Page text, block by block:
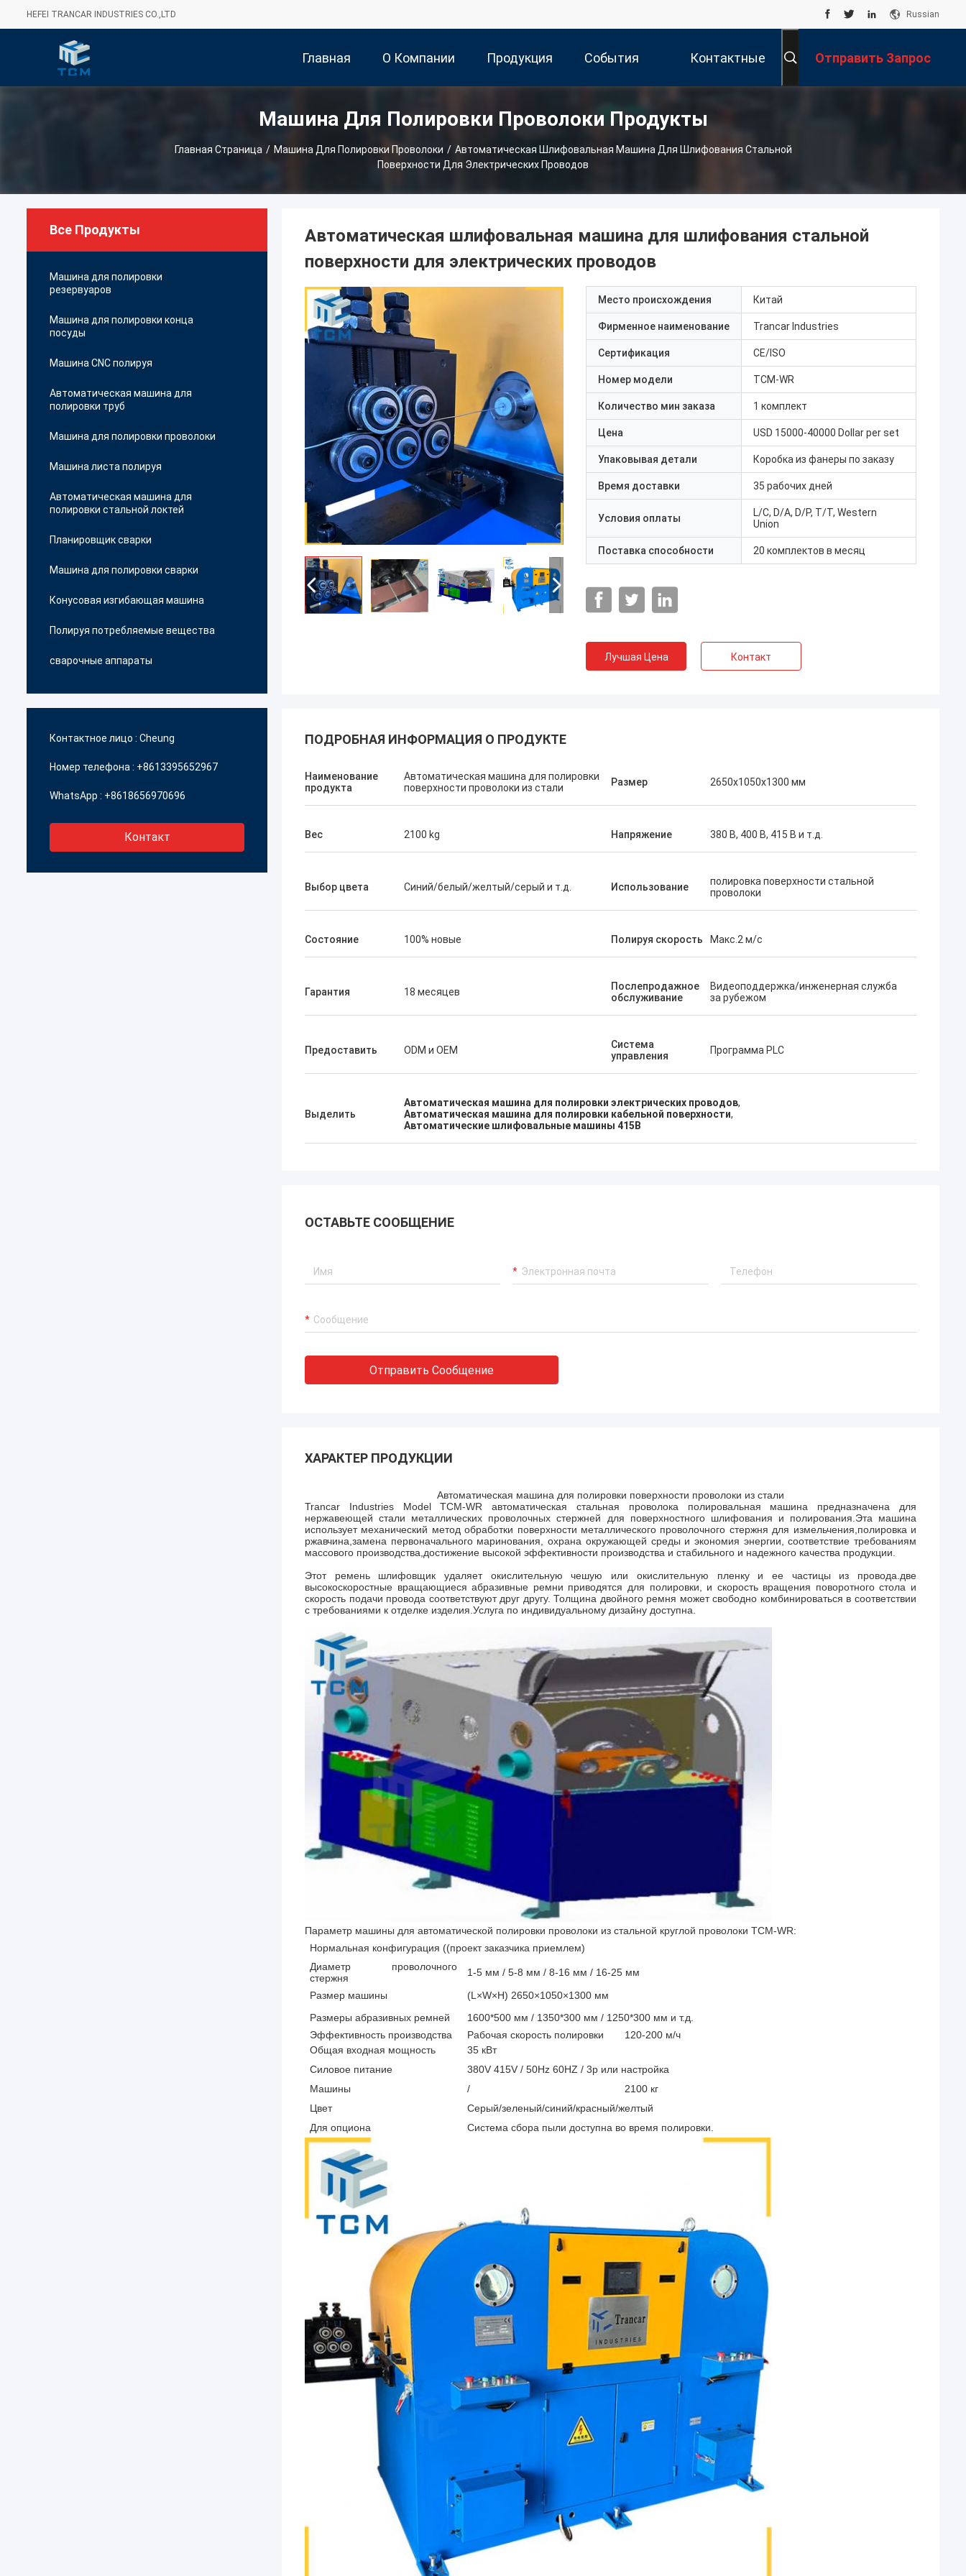
HEFEI TRANCAR INDUSTRIES CO.,LTD Russian
Главная
Страница
О Компании Продукция События Контактные Отправить Запрос
Машина Для Полировки Проволоки Продукты
Главная Страница / Машина Для Полировки Проволоки / Автоматическая Шлифовальная Машина Для Шлифования Стальной
Поверхности Для Электрических Проводов
Все Продукты
Машина для полировки
резервуаров
Машина для полировки конца
посуды
Машина CNC полируя
Автоматическая машина для
полировки труб
Машина для полировки проволоки
Машина листа полируя
Автоматическая машина для
полировки стальной локтей
Планировщик сварки
Машина для полировки сварки
Конусовая изгибающая машина
Полируя потребляемые вещества
сварочные аппараты
Контактное лицо : Cheung
Номер телефона : +8613395652967
WhatsApp : +8618656970696
Контакт
Автоматическая шлифовальная машина для шлифования стальной
поверхности для электрических проводов
Место происхождения Китай
Фирменное наименование Trancar Industries
Сертификация CE/ISO
Номер модели TCM-WR
Количество мин заказа 1 комплект
Цена USD 15000-40000 Dollar per set
Упаковывая детали Коробка из фанеры по заказу
Время доставки 35 рабочих дней
Условия оплаты
L/C, D/A, D/P, T/T, Western
Union
Поставка способности 20 комплектов в месяц
Лучшая Цена Контакт
ПОДРОБНАЯ ИНФОРМАЦИЯ О ПРОДУКТЕ
Наименование
продукта
Автоматическая машина для полировки
поверхности проволоки из стали
Размер 2650x1050x1300 мм
Вес 2100 kg Напряжение 380 В, 400 В, 415 В и т.д.
Выбор цвета Синий/белый/желтый/серый и т.д. Использование
полировка поверхности стальной
проволоки
Состояние 100% новые Полируя скорость Макс.2 м/с
Гарантия 18 месяцев
Послепродажное
обслуживание
Видеоподдержка/инженерная служба
за рубежом
Предоставить ODM и OEM
Система
управления
Программа PLC
Выделить
Автоматическая машина для полировки электрических проводов,
Автоматическая машина для полировки кабельной поверхности,
Автоматические шлифовальные машины 415В
ОСТАВЬТЕ СООБЩЕНИЕ
Отправить Сообщение
ХАРАКТЕР ПРОДУКЦИИ
Автоматическая машина для полировки поверхности проволоки из стали
Trancar Industries Model TCM-WR автоматическая стальная проволока полировальная машина предназначена для
нержавеющей стали металлических проволочных стержней для поверхностного шлифования и полирования.Эта машина
использует механический метод обработки поверхности металлического проволочного стержня для измельчения,полировка и
ржавчина,замена первоначального маринования, охрана окружающей среды и экономия энергии, соответствие требованиям
массового производства,достижение высокой эффективности производства и стабильного и надежного качества продукции.
Этот ремень шлифовщик удаляет окислительную чешую или окислительную пленку и ее частицы из провода.две
высокоскоростные вращающиеся абразивные ремни приводятся для полировки, и скорость вращения поворотного стола и
скорость подачи провода соответствуют друг другу. Толщина двойного ремня может свободно комбинироваться в соответствии
с требованиями к отделке изделия.Услуга по индивидуальному дизайну доступна.
Параметр машины для автоматической полировки проволоки из стальной круглой проволоки TCM-WR:
Нормальная конфигурация ((проект заказчика приемлем)
Диаметр проволочного
стержня
1-5 мм / 5-8 мм / 8-16 мм / 16-25 мм
Размер машины
(L×W×H) 2650×1050×1300 мм
Размеры абразивных ремней
1600*500 мм / 1350*300 мм / 1250*300 мм и т.д.
Эффективность производства
Рабочая скорость полировки
120-200 м/ч
Общая входная мощность
35 кВт
Силовое питание
380V 415V / 50Hz 60HZ / 3p или настройка
Машины
/
2100 кг
Цвет
Серый/зеленый/синий/красный/желтый
Для опциона
Система сбора пыли доступна во время полировки.